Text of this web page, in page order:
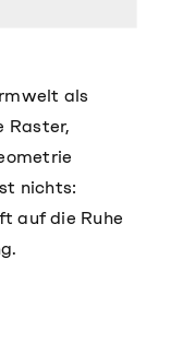
als
Raster,
nichts:
auf die Ruhe